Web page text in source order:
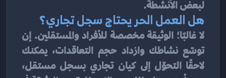
لبعض الأنشطة.
هل العمل الحر يحتاج سجل تجاري؟